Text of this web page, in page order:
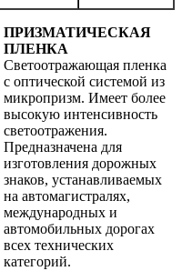
ПРИЗМАТИЧЕСКАЯ
ПЛЕНКА
Светоотражающая пленка
с оптической системой из
микропризм. Имеет более
высокую интенсивность
светоотражения.
Предназначена для
изготовления дорожных
знаков, устанавливаемых
на автомагистралях,
международных и
автомобильных дорогах
всех технических
категорий.